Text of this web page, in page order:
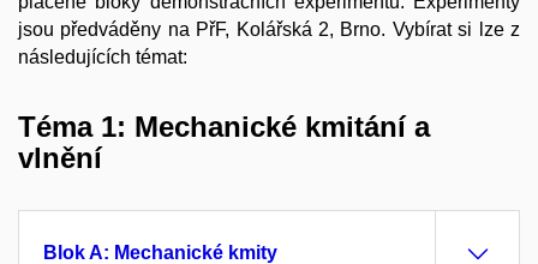
jsou předváděny na PřF, Kolářská 2, Brno. Vybírat si lze z
následujících témat:
Téma 1: Mechanické kmitání a
vlnění
Blok A: Mechanické kmity